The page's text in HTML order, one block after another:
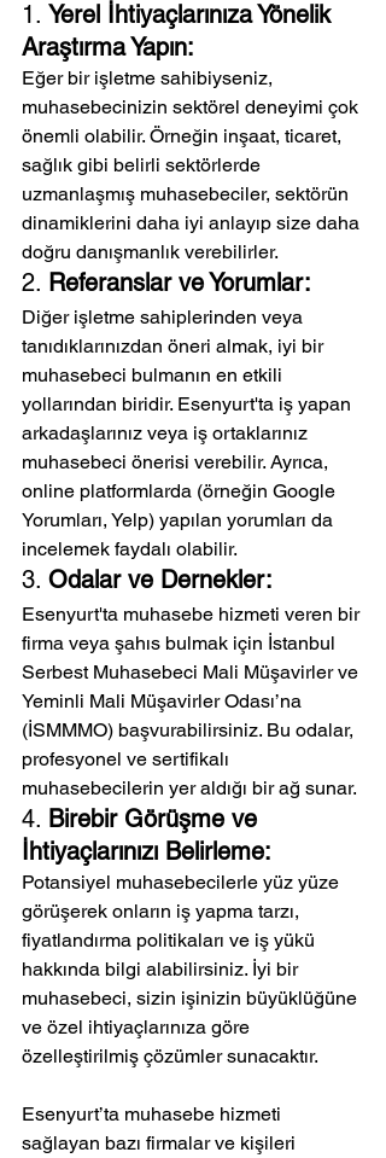
1. Yerel İhtiyaçlarınıza Yönelik
Araştırma Yapın:
Eğer bir işletme sahibiyseniz,
muhasebecinizin sektörel deneyimi çok
önemli olabilir. Örneğin inşaat, ticaret,
sağlık gibi belirli sektörlerde
uzmanlaşmış muhasebeciler, sektörün
dinamiklerini daha iyi anlayıp size daha
doğru danışmanlık verebilirler.
2. Referanslar ve Yorumlar:
Diğer işletme sahiplerinden veya
tanıdıklarınızdan öneri almak, iyi bir
muhasebeci bulmanın en etkili
yollarından biridir. Esenyurt'ta iş yapan
arkadaşlarınız veya iş ortaklarınız
muhasebeci önerisi verebilir. Ayrıca,
online platformlarda (örneğin Google
Yorumları, Yelp) yapılan yorumları da
incelemek faydalı olabilir.
3. Odalar ve Dernekler:
Esenyurt'ta muhasebe hizmeti veren bir
firma veya şahıs bulmak için İstanbul
Serbest Muhasebeci Mali Müşavirler ve
Yeminli Mali Müşavirler Odası’na
(İSMMMO) başvurabilirsiniz. Bu odalar,
profesyonel ve sertifikalı
muhasebecilerin yer aldığı bir ağ sunar.
4. Birebir Görüşme ve
İhtiyaçlarınızı Belirleme:
Potansiyel muhasebecilerle yüz yüze
görüşerek onların iş yapma tarzı,
fiyatlandırma politikaları ve iş yükü
hakkında bilgi alabilirsiniz. İyi bir
muhasebeci, sizin işinizin büyüklüğüne
ve özel ihtiyaçlarınıza göre
özelleştirilmiş çözümler sunacaktır.
Esenyurt’ta muhasebe hizmeti
sağlayan bazı firmalar ve kişileri